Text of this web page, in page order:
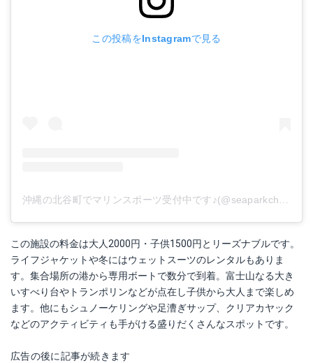
この投稿をInstagramで見る
この施設の料金は大人2000円・子供1500円とリーズナブルです。
ライフジャケットや冬にはウェットスーツのレンタルもありま
す。集合場所の港から専用ボートで数分で到着。富士山なる大き
いすべり台やトランポリンなどが点在し子供から大人まで楽しめ
ます。他にもシュノーケリングや足漕ぎサップ、クリアカヤック
などのアクティビティも手がける盛りだくさんなスポットです。
広告の後に記事が続きます